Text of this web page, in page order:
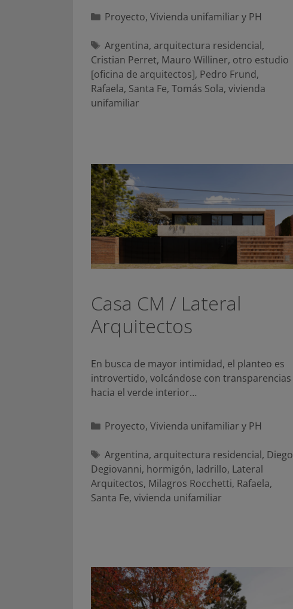
Categorías
Proyecto, Vivienda unifamiliar y PH
Etiquetas
Argentina, arquitectura residencial,
Cristian Perret, Mauro Williner, otro estudio
[oficina de arquitectos], Pedro Frund,
Rafaela, Santa Fe, Tomás Sola, vivienda
unifamiliar
Casa CM / Lateral
Arquitectos
En busca de mayor intimidad, el planteo es
introvertido, volcándose con transparencias
hacia el verde interior…
Categorías
Proyecto, Vivienda unifamiliar y PH
Etiquetas
Argentina, arquitectura residencial, Diego
Degiovanni, hormigón, ladrillo, Lateral
Arquitectos, Milagros Rocchetti, Rafaela,
Santa Fe, vivienda unifamiliar